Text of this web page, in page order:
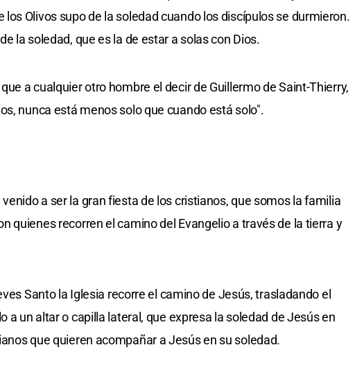
los Olivos supo de la soledad cuando los discípulos se durmieron.
la soledad, que es la de estar a solas con Dios.
a cualquier otro hombre el decir de Guillermo de Saint-Thierry,
nunca está menos solo que cuando está solo".
a ser la gran fiesta de los cristianos, que somos la familia
quienes recorren el camino del Evangelio a través de la tierra y
Santo la Iglesia recorre el camino de Jesús, trasladando el
a un altar o capilla lateral, que expresa la soledad de Jesús en
que quieren acompañar a Jesús en su soledad.